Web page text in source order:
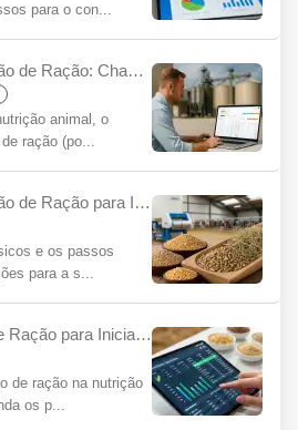
para o con...
Software de Formulação de Ração: Chave para Eficiência e Rentabilidade
animal, o
ração (po...
Técnicas de Preparação de Ração para Iniciantes
e os passos
para a s...
O que é Otimização de Ração para Iniciantes?
de ração na nutrição
os p...